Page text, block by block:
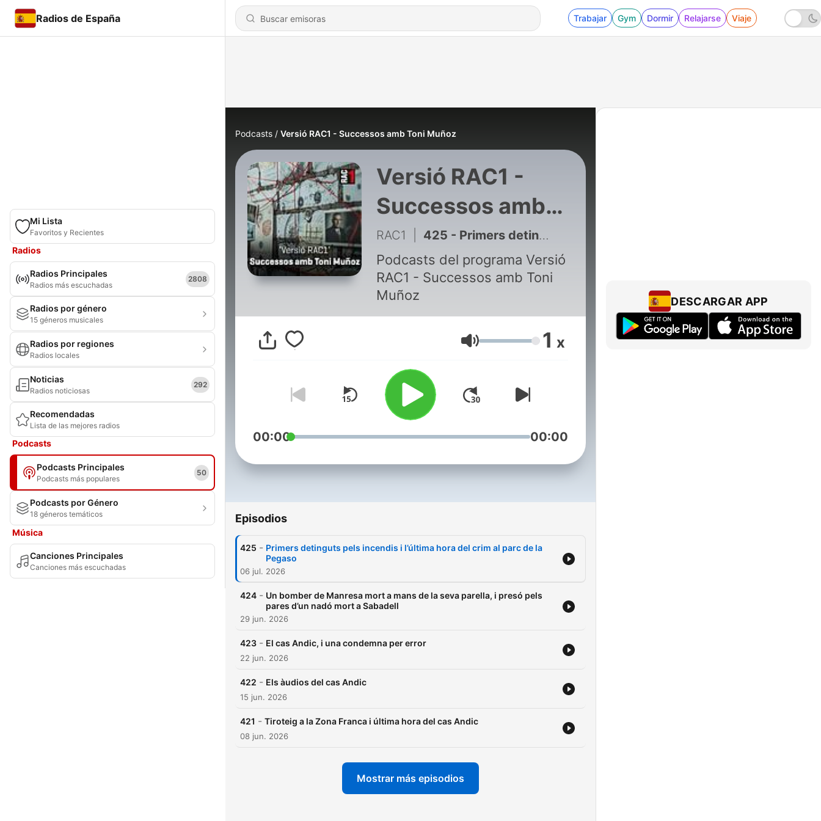
Radios de España Trabajar Gym Dormir Relajarse Viaje
Mi Lista
Favoritos y Recientes
Radios
Radios Principales
Radios más escuchadas
2808
Radios por género
15 géneros musicales
Radios por regiones
Radios locales
Noticias
Radios noticiosas
292
Recomendadas
Lista de las mejores radios
Podcasts
Podcasts Principales
Podcasts más populares
50
Podcasts por Género
18 géneros temáticos
Música
Canciones Principales
Canciones más escuchadas
Podcasts Versió RAC1 - Successos amb Toni Muñoz
Versió RAC1 -
Successos amb
Toni Muñoz
RAC1 425 - Primers detinguts pels incendis i l’última hora del crim al parc de la Pegaso
Podcasts del programa Versió
RAC1 - Successos amb Toni
Muñoz
Volumen 1 x
00:00 00:00
Episodios
425 - Primers detinguts pels incendis i l’última hora del crim al parc de la
Pegaso
06 jul. 2026
424 - Un bomber de Manresa mort a mans de la seva parella, i presó pels
pares d’un nadó mort a Sabadell
29 jun. 2026
423 - El cas Andic, i una condemna per error
22 jun. 2026
422 - Els àudios del cas Andic
15 jun. 2026
421 - Tiroteig a la Zona Franca i última hora del cas Andic
08 jun. 2026
Mostrar más episodios
DESCARGAR APP